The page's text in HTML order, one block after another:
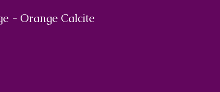
- Orange Calcite